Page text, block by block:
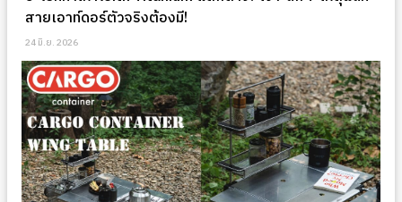
สายเอาท์ดอร์ตัวจริงต้องมี!
24 มิ.ย. 2026